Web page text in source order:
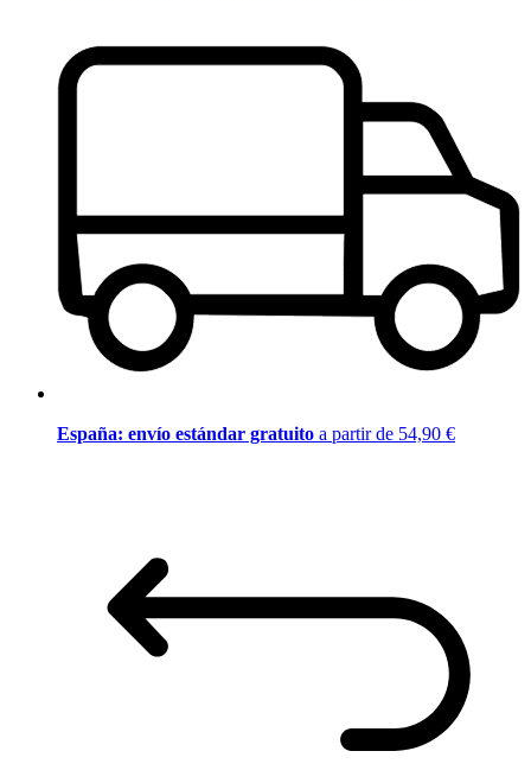
España: envío estándar gratuito a partir de 54,90 €